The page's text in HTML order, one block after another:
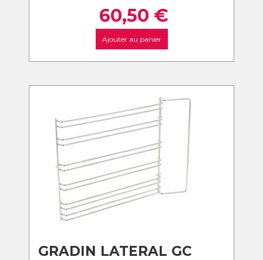
60,50 €
Ajouter au panier
GRADIN LATERAL GC